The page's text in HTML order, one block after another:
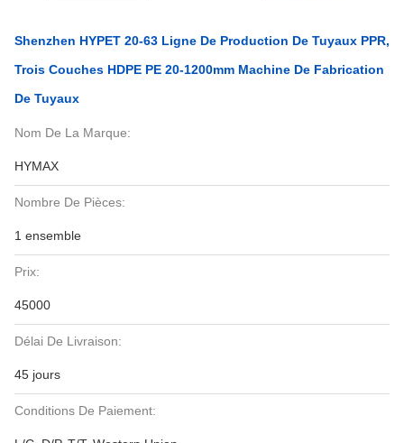
Shenzhen HYPET 20-63 Ligne De Production De Tuyaux PPR,
Trois Couches HDPE PE 20-1200mm Machine De Fabrication
De Tuyaux
Nom De La Marque:
HYMAX
Nombre De Pièces:
1 ensemble
Prix:
45000
Délai De Livraison:
45 jours
Conditions De Paiement: